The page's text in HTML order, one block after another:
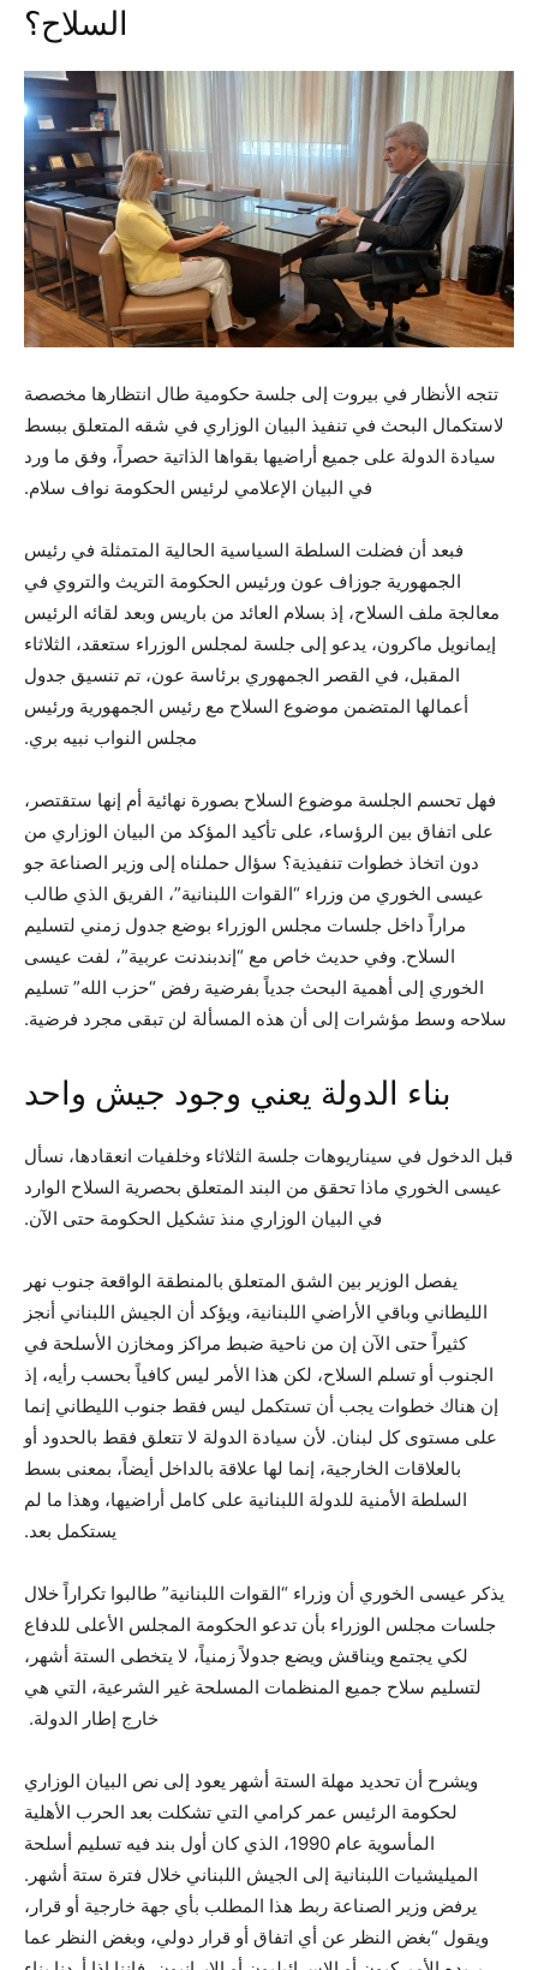
السلاح؟
تتجه الأنظار في بيروت إلى جلسة حكومية طال انتظارها مخصصة
لاستكمال البحث في تنفيذ البيان الوزاري في شقه المتعلق ببسط
سيادة الدولة على جميع أراضيها بقواها الذاتية حصراً، وفق ما ورد
في البيان الإعلامي لرئيس الحكومة نواف سلام.
فبعد أن فضلت السلطة السياسية الحالية المتمثلة في رئيس
الجمهورية جوزاف عون ورئيس الحكومة التريث والتروي في
معالجة ملف السلاح، إذ بسلام العائد من باريس وبعد لقائه الرئيس
إيمانويل ماكرون، يدعو إلى جلسة لمجلس الوزراء ستعقد، الثلاثاء
المقبل، في القصر الجمهوري برئاسة عون، تم تنسيق جدول
أعمالها المتضمن موضوع السلاح مع رئيس الجمهورية ورئيس
مجلس النواب نبيه بري.
فهل تحسم الجلسة موضوع السلاح بصورة نهائية أم إنها ستقتصر،
على اتفاق بين الرؤساء، على تأكيد المؤكد من البيان الوزاري من
دون اتخاذ خطوات تنفيذية؟ سؤال حملناه إلى وزير الصناعة جو
عيسى الخوري من وزراء “القوات اللبنانية”، الفريق الذي طالب
مراراً داخل جلسات مجلس الوزراء بوضع جدول زمني لتسليم
السلاح. وفي حديث خاص مع “إندبندنت عربية”، لفت عيسى
الخوري إلى أهمية البحث جدياً بفرضية رفض “حزب الله” تسليم
سلاحه وسط مؤشرات إلى أن هذه المسألة لن تبقى مجرد فرضية.
بناء الدولة يعني وجود جيش واحد
قبل الدخول في سيناريوهات جلسة الثلاثاء وخلفيات انعقادها، نسأل
عيسى الخوري ماذا تحقق من البند المتعلق بحصرية السلاح الوارد
في البيان الوزاري منذ تشكيل الحكومة حتى الآن.
يفصل الوزير بين الشق المتعلق بالمنطقة الواقعة جنوب نهر
الليطاني وباقي الأراضي اللبنانية، ويؤكد أن الجيش اللبناني أنجز
كثيراً حتى الآن إن من ناحية ضبط مراكز ومخازن الأسلحة في
الجنوب أو تسلم السلاح، لكن هذا الأمر ليس كافياً بحسب رأيه، إذ
إن هناك خطوات يجب أن تستكمل ليس فقط جنوب الليطاني إنما
على مستوى كل لبنان. لأن سيادة الدولة لا تتعلق فقط بالحدود أو
بالعلاقات الخارجية، إنما لها علاقة بالداخل أيضاً، بمعنى بسط
السلطة الأمنية للدولة اللبنانية على كامل أراضيها، وهذا ما لم
يستكمل بعد.
يذكر عيسى الخوري أن وزراء “القوات اللبنانية” طالبوا تكراراً خلال
جلسات مجلس الوزراء بأن تدعو الحكومة المجلس الأعلى للدفاع
لكي يجتمع ويناقش ويضع جدولاً زمنياً، لا يتخطى الستة أشهر،
لتسليم سلاح جميع المنظمات المسلحة غير الشرعية، التي هي
خارج إطار الدولة.
ويشرح أن تحديد مهلة الستة أشهر يعود إلى نص البيان الوزاري
لحكومة الرئيس عمر كرامي التي تشكلت بعد الحرب الأهلية
المأسوية عام 1990، الذي كان أول بند فيه تسليم أسلحة
الميليشيات اللبنانية إلى الجيش اللبناني خلال فترة ستة أشهر.
يرفض وزير الصناعة ربط هذا المطلب بأي جهة خارجية أو قرار،
ويقول “بغض النظر عن أي اتفاق أو قرار دولي، وبغض النظر عما